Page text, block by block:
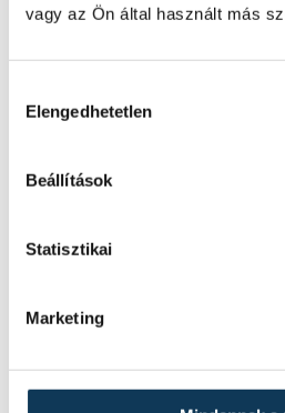
vagy az Ön által használt más
Elengedhetetlen
Beállítások
Statisztikai
Marketing